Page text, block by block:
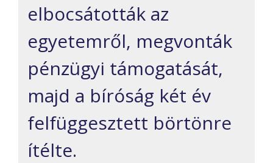
elbocsátották az
egyetemről, megvonták
pénzügyi támogatását,
majd a bíróság két év
felfüggesztett börtönre
ítélte.